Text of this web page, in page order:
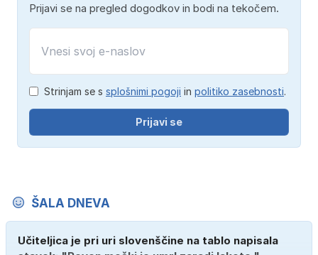
Prijavi se na pregled dogodkov in bodi na tekočem.
Strinjam se s splošnimi pogoji in politiko zasebnosti.
Prijavi se
ŠALA DNEVA
Učiteljica je pri uri slovenščine na tablo napisala